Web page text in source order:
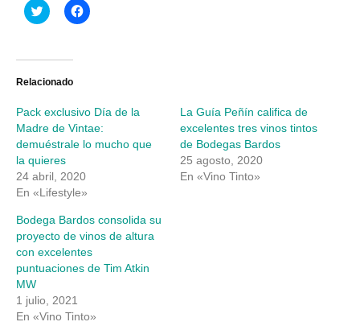
Haz
clic
Twitter
abre
ventana
nueva)
Haz
clic
ventana
nueva)
Relacionado
Pack exclusivo Día de la
Madre de Vintae:
demuéstrale lo mucho que
la quieres
24 abril, 2020
En «Lifestyle»
La Guía Peñín califica de
excelentes tres vinos tintos
de Bodegas Bardos
25 agosto, 2020
En «Vino Tinto»
Bodega Bardos consolida su
proyecto de vinos de altura
con excelentes
puntuaciones de Tim Atkin
MW
1 julio, 2021
En «Vino Tinto»